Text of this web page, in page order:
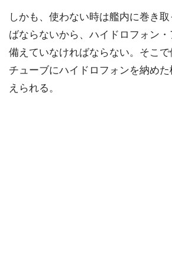
しかも、使わない時は艦内に巻き
ばならないから、ハイドロフォン
備えていなければならない。そこ
チューブにハイドロフォンを納め
えられる。